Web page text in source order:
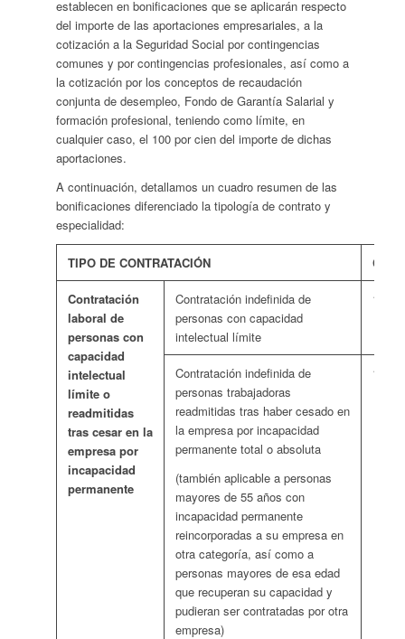
establecen en bonificaciones que se aplicarán respecto
del importe de las aportaciones empresariales, a la
cotización a la Seguridad Social por contingencias
comunes y por contingencias profesionales, así como a
la cotización por los conceptos de recaudación
conjunta de desempleo, Fondo de Garantía Salarial y
formación profesional, teniendo como límite, en
cualquier caso, el 100 por cien del importe de dichas
aportaciones.
A continuación, detallamos un cuadro resumen de las
bonificaciones diferenciado la tipología de contrato y
especialidad:
TIPO DE CONTRATACIÓN
Contratación
laboral de
personas con
capacidad
intelectual
límite o
readmitidas
tras cesar en la
empresa por
incapacidad
permanente
Contratación indefinida de
personas con capacidad
intelectual límite
128
Contratación indefinida de
personas trabajadoras
readmitidas tras haber cesado en
la empresa por incapacidad
permanente total o absoluta
(también aplicable a personas
mayores de 55 años con
incapacidad permanente
reincorporadas a su empresa en
otra categoría, así como a
personas mayores de esa edad
que recuperan su capacidad y
pudieran ser contratadas por otra
empresa)
138